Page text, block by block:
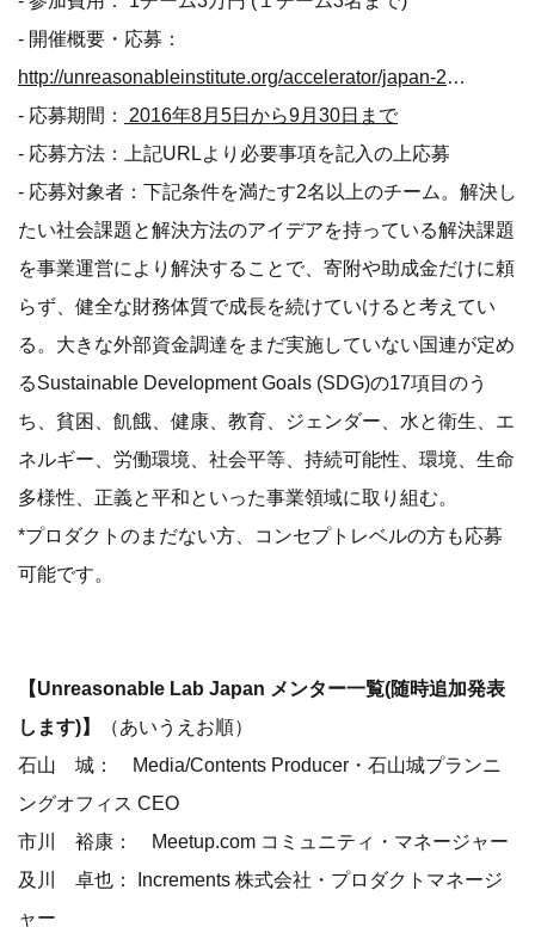
- 開催概要・応募：
http://unreasonableinstitute.org/accelerator/japan-2016/
- 応募期間：
2016年8月5日から9月30日まで
- 応募方法：上記URLより必要事項を記入の上応募
- 応募対象者：下記条件を満たす2名以上のチーム。解決し
たい社会課題と解決方法のアイデアを持っている解決課題
を事業運営により解決することで、寄附や助成金だけに頼
らず、健全な財務体質で成長を続けていけると考えてい
る。大きな外部資金調達をまだ実施していない国連が定め
るSustainable Development Goals (SDG)の17項目のう
ち、貧困、飢餓、健康、教育、ジェンダー、水と衛生、エ
ネルギー、労働環境、社会平等、持続可能性、環境、生命
多様性、正義と平和といった事業領域に取り組む。
*プロダクトのまだない方、コンセプトレベルの方も応募
可能です。
【Unreasonable Lab Japan メンター一覧(随時追加発表
します)】
（あいうえお順）
石山 城： Media/Contents Producer・石山城プランニ
ングオフィス CEO
市川 裕康： Meetup.com コミュニティ・マネージャー
及川 卓也： Increments 株式会社・プロダクトマネージ
ャー